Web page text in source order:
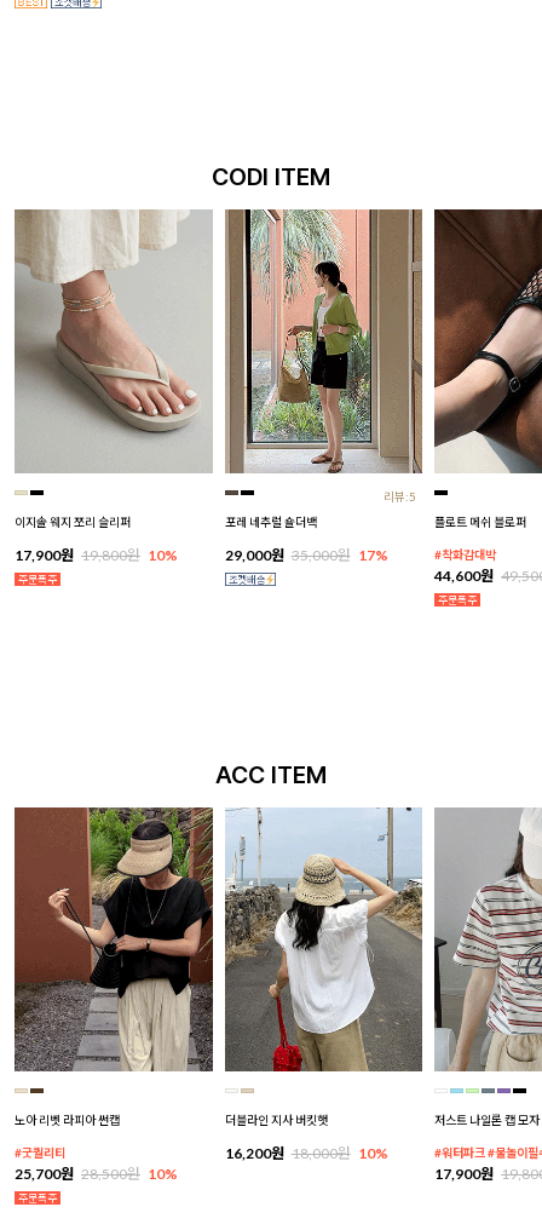
CODI ITEM
이지솔 웨지 쪼리 슬리퍼
17,900원 19,800원 10%
리뷰:5
포레 네추럴 숄더백
29,000원 35,000원 17%
플로트 메쉬 블로퍼
#착화감대박
44,600원
ACC ITEM
노아 리벳 라피아 썬캡
#굿퀄리티
25,700원 28,500원 10%
더블라인 지사 버킷햇
16,200원 18,000원 10%
저스트 나일론 캡 모자
#워터파크 #물놀이필
17,900원